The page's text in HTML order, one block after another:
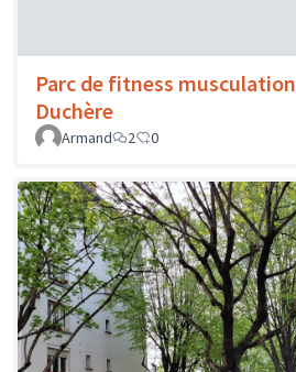
Parc de fitness musculation
Duchère
Armand
2 0